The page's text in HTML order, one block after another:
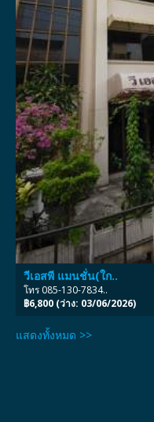
วีเอสพี แมนชั่น(ใก..
โทร 085-130-7834..
฿6,800 (ว่าง: 03/06/2026)
แสดงทั้งหมด >>